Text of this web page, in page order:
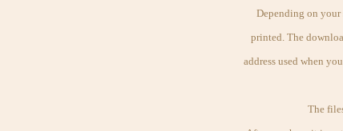
Depending on
printed. The
address used when
The